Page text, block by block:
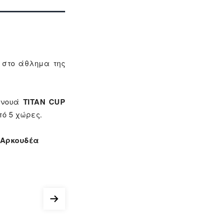
άθλημα της
TITAN CUP
5 χώρες.